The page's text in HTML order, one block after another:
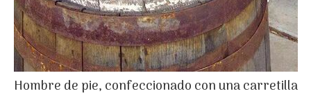
Hombre de pie, confeccionado con una carretilla